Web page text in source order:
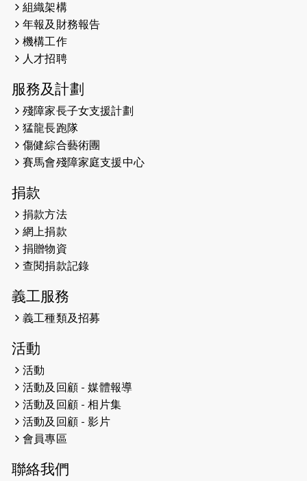
2026-05-22
2026-05-21
2026-05-14
（19:00開始）
2026-05-07
開始）
2026-04-30
2026-04-25
2026-04-24
2026-04-23
2026-04-19
2026-04-16
猛龍長跑隊恆常練習 - 4月16日
（19:00開始）
2026-04-12
組織架構
年報及財務報告
機構工作
人才招聘
服務及計劃
殘障家長子女支援計劃
猛龍長跑隊
傷健綜合藝術團
賽馬會殘障家庭支援中心
捐款
捐款方法
網上捐款
捐贈物資
查閱捐款記錄
義工服務
義工種類及招募
活動
活動
活動及回顧 - 媒體報導
活動及回顧 - 相片集
活動及回顧 - 影片
會員專區
聯絡我們